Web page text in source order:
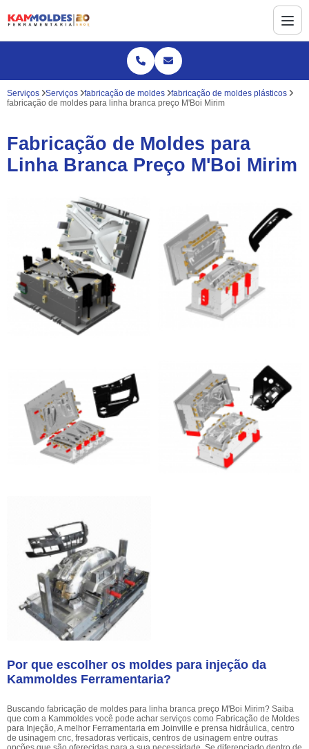
Serviços Serviços fabricação de moldes
fabricação de moldes plásticos
fabricação de moldes para linha branca preço M'Boi Mirim
Fabricação de Moldes para
Linha Branca Preço M'Boi Mirim
Por que escolher os moldes para injeção da
Kammoldes Ferramentaria?
Buscando fabricação de moldes para linha branca preço M'Boi Mirim? Saiba
que com a Kammoldes você pode achar serviços como Fabricação de Moldes
para Injeção, A melhor Ferramentaria em Joinville e prensa hidráulica, centro
de usinagem cnc, fresadoras verticais, centros de usinagem entre outras